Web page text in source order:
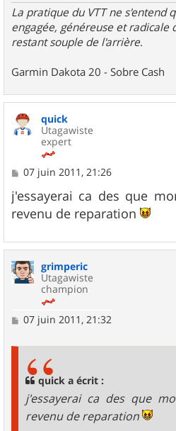
La pratique du VTT ne s'entend
engagée, généreuse et radicale
restant souple de l'arrière.
Garmin Dakota 20 - Sobre Cash
quick
Utagawiste
expert
M
s
s
a
e
07 juin 2011, 21:26
j'essayerai ca des que
revenu de reparation
grimperic
Utagawiste
champion
M
07 juin 2011, 21:32
quick a écrit :
j'essayerai ca des que
revenu de reparation